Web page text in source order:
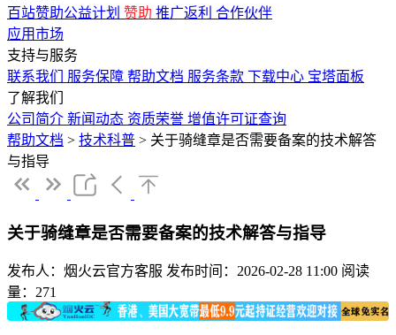
百站赞助公益计划 赞助 推广返利 合作伙伴
应用市场
支持与服务
联系我们
服务保障 帮助文档 服务条款 下载中心 宝塔面板
了解我们
公司简介 新闻动态 资质荣誉 增值许可证查询
帮助文档 > 技术科普 > 关于骑缝章是否需要备案的技术解答
与指导
关于骑缝章是否需要备案的技术解答与指导
发布人：烟火云官方客服 发布时间：2026-02-28 11:00 阅读
量：271